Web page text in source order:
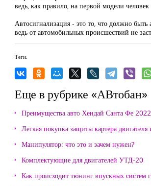
ведь, как правило, на первой модели
Автосигнализация - это то, что должно
ведь от автомобильных происшествий не
Теги:
Еще в рубрике «АВтобан»
Преимущества авто Хендай Санта Фе 2022
Легкая покупка защиты картера
Манипулятор: что это и зачем нужен?
Комплектующие для двигателей УТД-20
Как происходит тюнинг впускных систем